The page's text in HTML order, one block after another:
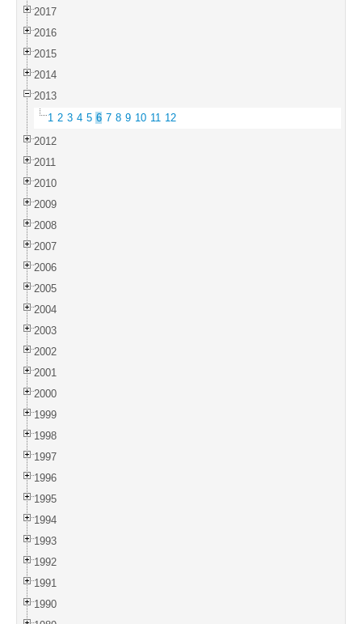
2017
2016
2015
2014
2013
1 2 3 4 5 6 7 8 9 10 11 12
2012
2011
2010
2009
2008
2007
2006
2005
2004
2003
2002
2001
2000
1999
1998
1997
1996
1995
1994
1993
1992
1991
1990